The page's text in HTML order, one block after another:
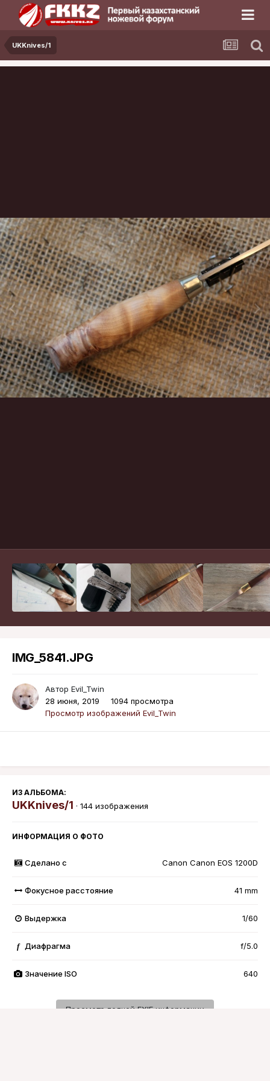
UKKnives/1
IMG_5841.JPG
Автор Evil_Twin
28 июня, 2019
1094 просмотра
Просмотр изображений Evil_Twin
ИЗ АЛЬБОМА:
UKKnives/1 · 144 изображения
ИНФОРМАЦИЯ О ФОТО
Сделано с Canon Canon EOS 1200D
Фокусное расстояние 41 mm
Выдержка 1/60
f Диафрагма f/5.0
Значение ISO 640
Просмотр полной EXIF информации